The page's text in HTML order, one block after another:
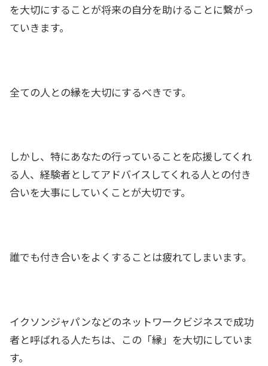
を大切にすることが将来の自分を助けることに繋がっ
ていきます。
全ての人との縁を大切にするべきです。
しかし、特にあなたの行っていることを応援してくれ
る人、経験者としてアドバイスしてくれる人との付き
合いを大事にしていくことが大切です。
誰でも付き合いをよくすることは疲れてしまいます。
イクソンジャパンなどのネットワークビジネスで成功
者と呼ばれる人たちは、この「縁」を大切にしていま
す。